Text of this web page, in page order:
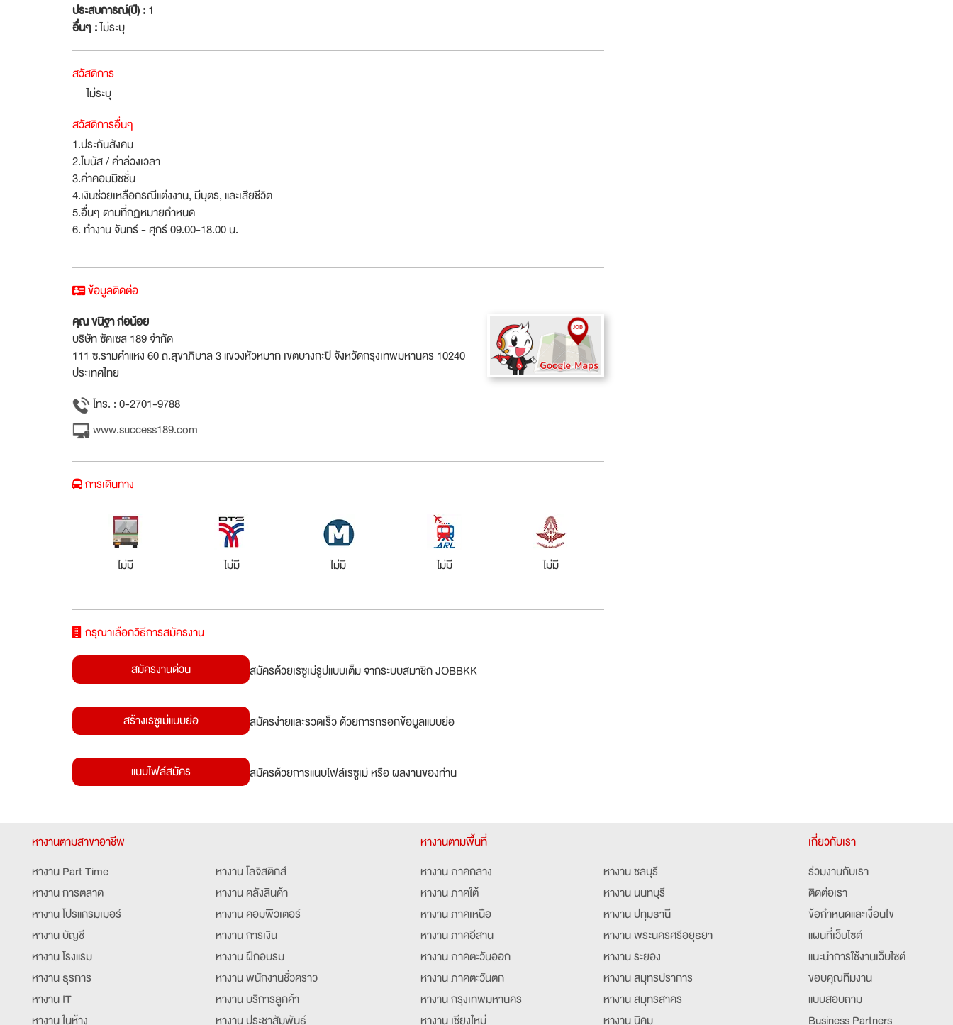
ประสบการณ์(ปี) :1
อื่นๆ :ไม่ระบุ
สวัสดิการ
ไม่ระบุ
สวัสดิการอื่นๆ
1.ประกันสังคม
2.โบนัส / ค่าล่วงเวลา
3.ค่าคอมมิชชั่น
4.เงินช่วยเหลือกรณีแต่งงาน, มีบุตร, และเสียชีวิต
5.อื่นๆ ตามที่กฏหมายกำหนด
6. ทำงาน จันทร์ - ศุกร์ 09.00-18.00 น.
ข้อมูลติดต่อ
คุณ ขนิฐา ก่อน้อย
บริษัท ซัคเซส 189 จำกัด
111 ซ.รามคำแหง 60 ถ.สุขาภิบาล 3 แขวงหัวหมาก เขตบางกะปิ จังหวัดกรุงเทพมหานคร 10240
ประเทศไทย
โทร. : 0-2701-9788
www.success189.com
การเดินทาง
ไม่มี ไม่มี ไม่มี ไม่มี ไม่มี
กรุณาเลือกวิธีการสมัครงาน
สมัครงานด่วน
สมัครด้วยเรซูเม่รูปแบบเต็ม จากระบบสมาชิก JOBBKK
สร้างเรซูเม่แบบย่อ สมัครง่ายและรวดเร็ว ด้วยการกรอกข้อมูลแบบย่อ
แนบไฟล์สมัคร สมัครด้วยการแนบไฟล์เรซูเม่ หรือ ผลงานของท่าน
หางานตามสาขาอาชีพ
หางาน Part Time
หางาน การตลาด
หางาน โปรแกรมเมอร์
หางาน บัญชี
หางาน โรงแรม
หางาน ธุรการ
หางาน IT
หางาน ในห้าง
หางาน โลจิสติกส์
หางาน คลังสินค้า
หางาน คอมพิวเตอร์
หางาน การเงิน
หางาน ฝึกอบรม
หางาน พนักงานชั่วคราว
หางาน บริการลูกค้า
หางาน ประชาสัมพันธ์
หางานตามพื้นที่
หางาน ภาคกลาง
หางาน ภาคใต้
หางาน ภาคเหนือ
หางาน ภาคอีสาน
หางาน ภาคตะวันออก
หางาน ภาคตะวันตก
หางาน กรุงเทพมหานคร
หางาน เชียงใหม่
หางาน ชลบุรี
หางาน นนทบุรี
หางาน ปทุมธานี
หางาน พระนครศรีอยุธยา
หางาน ระยอง
หางาน สมุทรปราการ
หางาน สมุทรสาคร
หางาน นิคม
เกี่ยวกับเรา
ร่วมงานกับเรา
ติดต่อเรา
ข้อกำหนดและเงื่อนไข
แผนที่เว็บไซต์
แนะนำการใช้งานเว็บไซต์
ขอบคุณทีมงาน
แบบสอบถาม
Business Partners